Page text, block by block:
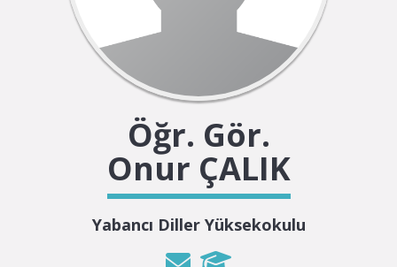
Öğr. Gör.
Onur ÇALIK
Yabancı Diller Yüksekokulu